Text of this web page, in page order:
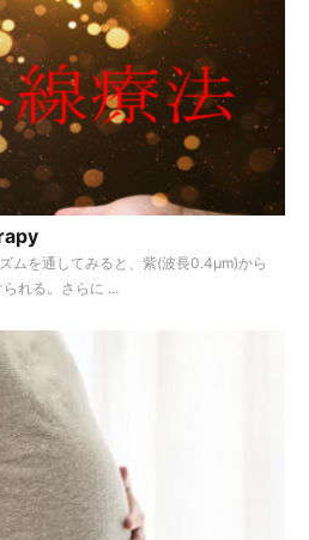
ムを通してみると、紫(波長0.4μm)から
れる。さらに ...